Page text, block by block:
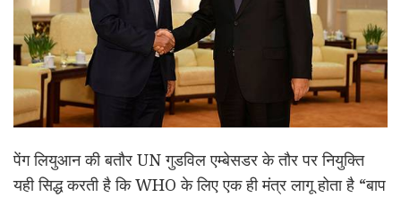
पेंग लियुआन की बतौर UN गुडविल एम्बेसडर के तौर पर नियुक्ति
यही सिद्ध करती है कि WHO के लिए एक ही मंत्र लागू होता है “बाप